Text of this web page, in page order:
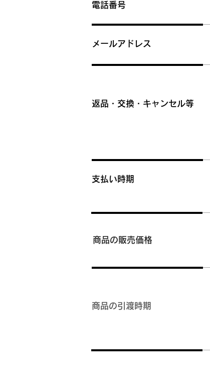
電話番号
メールアドレス
返品・交換・キャンセル等
​支払い時期
​商品の販売価格
商品の引渡時期